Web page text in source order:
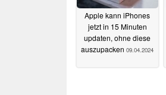
Apple kann iPhones
jetzt in 15 Minuten
updaten, ohne diese
auszupacken 09.04.2024